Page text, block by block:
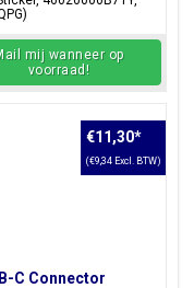
mij wanneer op
voorraad!
C Connector
€11,30*
(€9,34 Excl. BTW)